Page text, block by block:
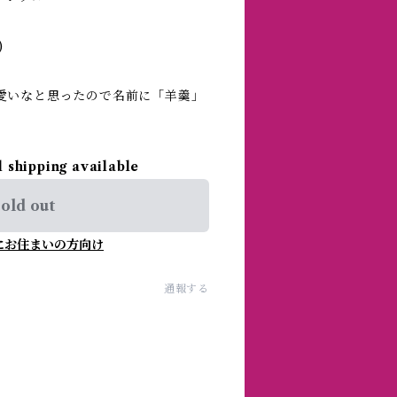
なと思ったので名前に「羊羹」
available
out
お住まいの方向け
通報する